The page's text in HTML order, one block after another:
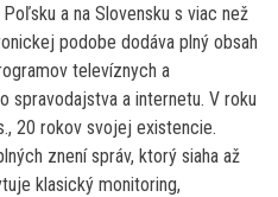
a na Slovensku s viac než
podobe dodáva plný obsah
televíznych a
spravodajstva a internetu. V roku
20 rokov svojej existencie.
znení správ, ktorý siaha až
klasický monitoring,